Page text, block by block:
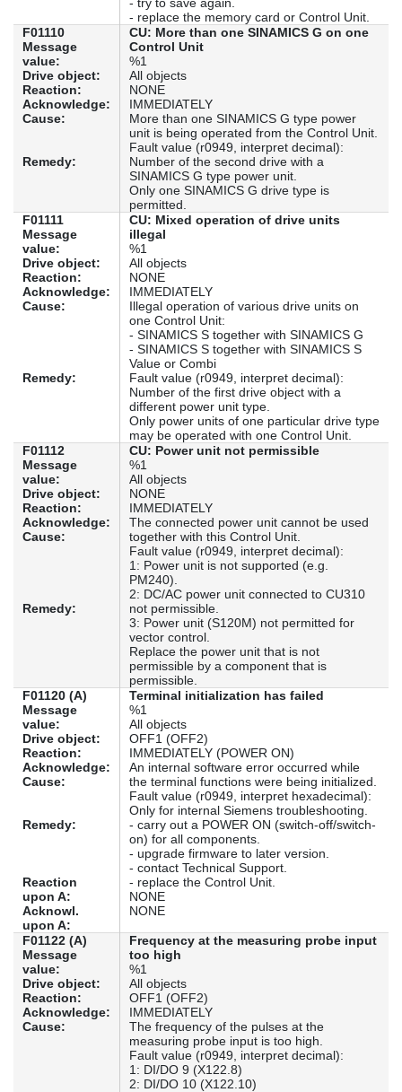
- replace the memory card or Control Unit.
F01110
Message
value:
Drive object:
Reaction:
Acknowledge:
Cause:
Remedy:
CU: More than one SINAMICS G on one
Control Unit
%1
All objects
NONE
IMMEDIATELY
More than one SINAMICS G type power
unit is being operated from the Control Unit.
Fault value (r0949, interpret decimal):
Number of the second drive with a
SINAMICS G type power unit.
Only one SINAMICS G drive type is
permitted.
F01111
Message
value:
Drive object:
Reaction:
Acknowledge:
Cause:
Remedy:
CU: Mixed operation of drive units
illegal
%1
All objects
NONE
IMMEDIATELY
Illegal operation of various drive units on
one Control Unit:
- SINAMICS S together with SINAMICS G
- SINAMICS S together with SINAMICS S
Value or Combi
Fault value (r0949, interpret decimal):
Number of the first drive object with a
different power unit type.
Only power units of one particular drive type
may be operated with one Control Unit.
F01112
Message
value:
Drive object:
Reaction:
Acknowledge:
Cause:
Remedy:
CU: Power unit not permissible
%1
All objects
NONE
IMMEDIATELY
The connected power unit cannot be used
together with this Control Unit.
Fault value (r0949, interpret decimal):
1: Power unit is not supported (e.g.
PM240).
2: DC/AC power unit connected to CU310
not permissible.
3: Power unit (S120M) not permitted for
vector control.
Replace the power unit that is not
permissible by a component that is
permissible.
F01120 (A)
Message
value:
Drive object:
Reaction:
Acknowledge:
Cause:
Remedy:
Reaction
upon A:
Acknowl.
upon A:
Terminal initialization has failed
%1
All objects
OFF1 (OFF2)
IMMEDIATELY (POWER ON)
An internal software error occurred while
the terminal functions were being initialized.
Fault value (r0949, interpret hexadecimal):
Only for internal Siemens troubleshooting.
- carry out a POWER ON (switch-off/switch-
on) for all components.
- upgrade firmware to later version.
- contact Technical Support.
- replace the Control Unit.
NONE
NONE
F01122 (A)
Message
value:
Drive object:
Reaction:
Acknowledge:
Cause:
Frequency at the measuring probe input
too high
%1
All objects
OFF1 (OFF2)
IMMEDIATELY
The frequency of the pulses at the
measuring probe input is too high.
Fault value (r0949, interpret decimal):
1: DI/DO 9 (X122.8)
2: DI/DO 10 (X122.10)